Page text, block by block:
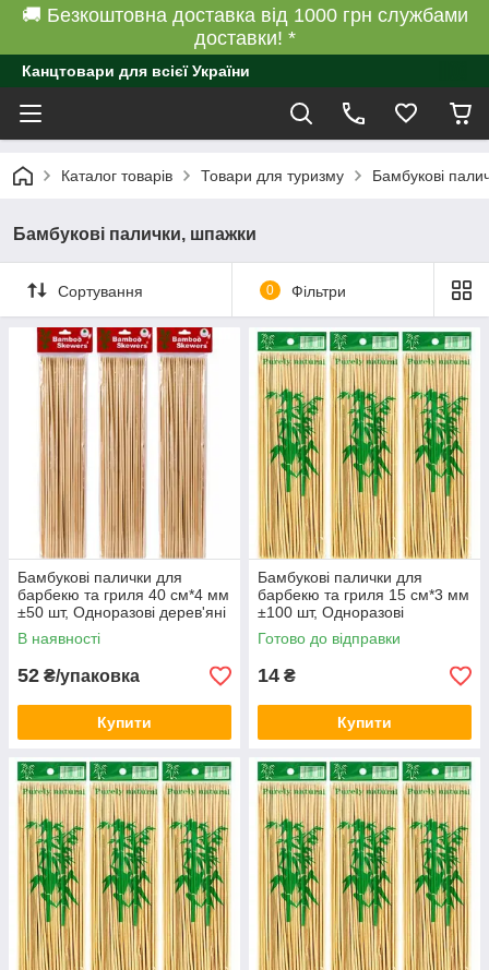
🚚 Безкоштовна доставка від 1000 грн службами
доставки! *
Канцтовари для всієї України
Каталог товарів Товари для туризму Бамбукові
Бамбукові палички, шпажки
Сортування 0 Фільтри
Бамбукові палички для
барбекю та гриля 40 см*4 мм
±50 шт, Одноразові дерев'яні
шпажки KNZ
В наявності
52 ₴/упаковка
Купити
Бамбукові палички для
барбекю та гриля 15 см*3 мм
±100 шт, Одноразові
дерев'яні шпажки KNZ
Готово до відправки
14 ₴
Купити